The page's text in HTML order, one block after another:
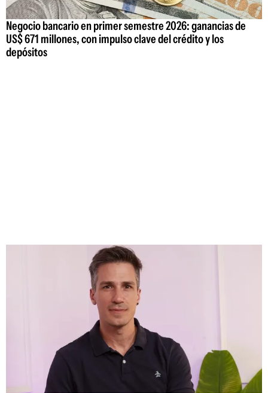
Negocio bancario en primer semestre 2026: ganancias de
US$ 671 millones, con impulso clave del crédito y los
depósitos